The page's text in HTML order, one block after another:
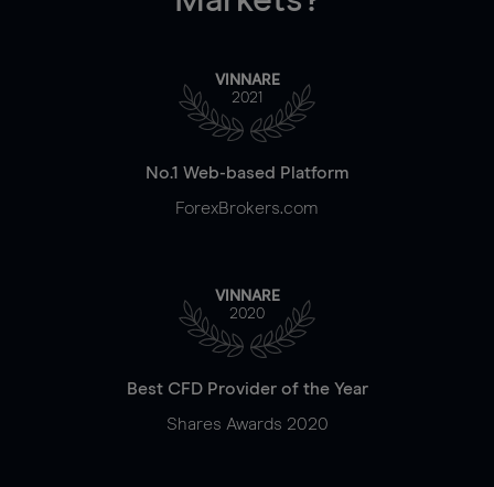
VINNARE
2021
No.1 Web-based Platform
ForexBrokers.com
VINNARE
2020
Best CFD Provider of the Year
Shares Awards 2020